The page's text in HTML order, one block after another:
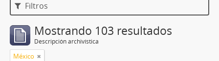
Filtros
Mostrando 103 resultados
Descripción archivística
México